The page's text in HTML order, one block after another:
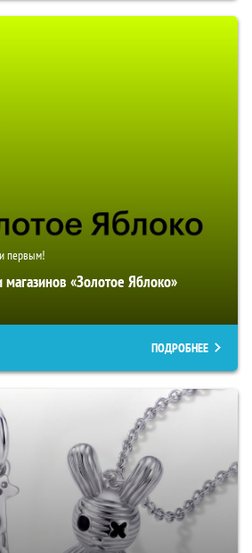
первым!
магазинов «Золотое Яблоко»
ПОДРОБНЕЕ